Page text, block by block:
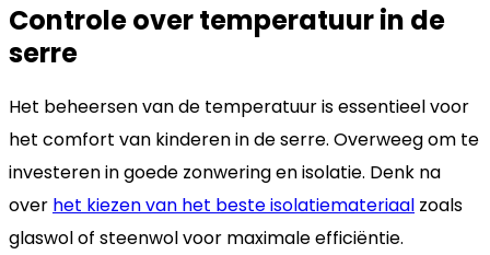
Controle over temperatuur in de
serre
Het beheersen van de temperatuur is essentieel voor
het comfort van kinderen in de serre. Overweeg om te
investeren in goede zonwering en isolatie. Denk na
over het kiezen van het beste isolatiemateriaal zoals
glaswol of steenwol voor maximale efficiëntie.